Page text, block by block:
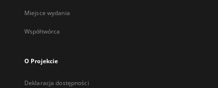
Miejsce wydania
Współtwórca
O Projekcie
Deklaracja dostępności